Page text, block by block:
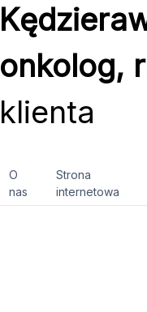
onkolog,
klienta
O
nas
Strona
internetowa